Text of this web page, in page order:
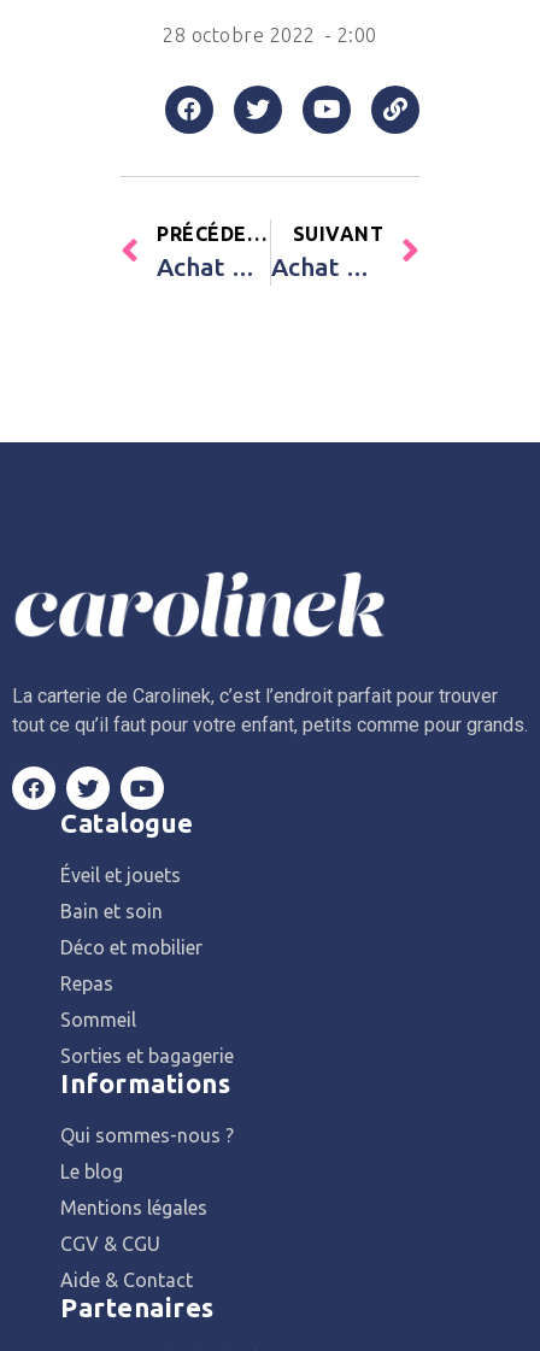
28 octobre 2022 - 2:00
PRÉCÉDENT
Achat Lot de 3 mini camions Plan Toys Multicolore Bébé
SUIVANT
Achat Protège carnet de santé Miss Fleur de Lune Sauthon Rose Fille
La carterie de Carolinek, c’est l’endroit parfait pour trouver
tout ce qu’il faut pour votre enfant, petits comme pour grands.
Catalogue
Éveil et jouets
Bain et soin
Déco et mobilier
Repas
Sommeil
Sorties et bagagerie
Informations
Qui sommes-nous ?
Le blog
Mentions légales
CGV & CGU
Aide & Contact
Partenaires